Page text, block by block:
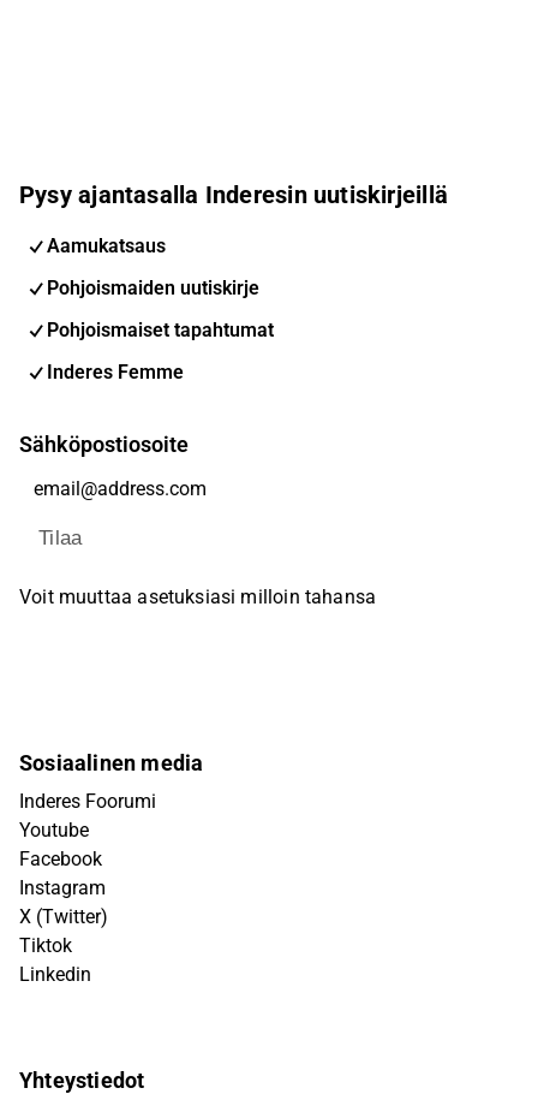
Pysy ajantasalla Inderesin uutiskirjeillä
Aamukatsaus
Pohjoismaiden uutiskirje
Pohjoismaiset tapahtumat
Inderes Femme
Sähköpostiosoite
Tilaa
Voit muuttaa asetuksiasi milloin tahansa
Sosiaalinen media
Inderes Foorumi
Youtube
Facebook
Instagram
X (Twitter)
Tiktok
Linkedin
Yhteystiedot